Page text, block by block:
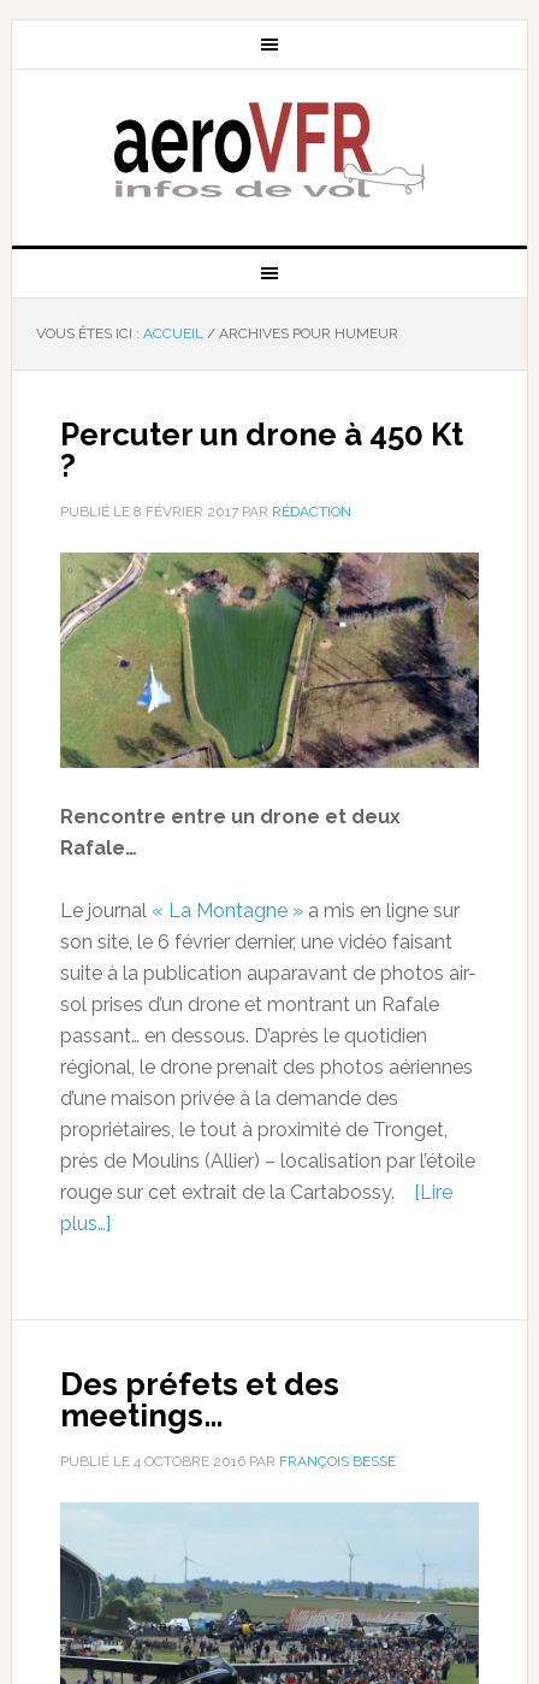
VOUS ÊTES ICI : ACCUEIL /ARCHIVES POUR HUMEUR
Percuter un drone à 450 Kt
?
PUBLIÉ LE 8 FÉVRIER 2017PAR RÉDACTION
Rencontre entre un drone et deux
Rafale…
Le journal « La Montagne »a mis en ligne sur
son site, le 6 février dernier, une vidéo faisant
suite à la publication auparavant de photos air-
sol prises d’un drone et montrant un Rafale
passant… en dessous. D’après le quotidien
régional, le drone prenait des photos aériennes
d’une maison privée à la demande des
propriétaires, le tout à proximité de Tronget,
près de Moulins (Allier) – localisation par l’étoile
rouge sur cet extrait de la Cartabossy. [Lire
plus…]
Des préfets et des
meetings…
PUBLIÉ LE 4 OCTOBRE 2016PAR FRANÇOIS BESSE